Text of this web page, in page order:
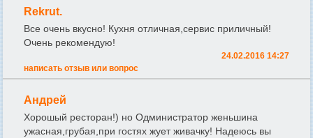
Rekrut.
Все очень вкусно! Кухня отличная,сервис приличный!
Очень рекомендую!
24.02.2016 14:27
написать отзыв или вопрос
Андрей
Хорошый ресторан!) но Одминистратор женьшина
ужасная,грубая,при гостях жует живачку! Надеюсь вы